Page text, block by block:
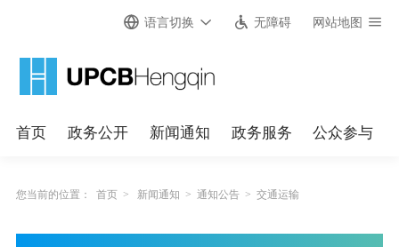
语言切换 无障碍 网站地图
首页 政务公开 新闻通知 政务服务 公众参与
您当前的位置： 首页 > 新闻通知 > 通知公告 > 交通运输